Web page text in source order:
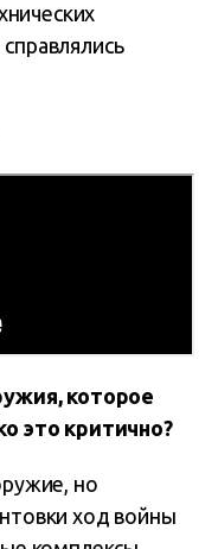
которое
это критично?
но
ход войны